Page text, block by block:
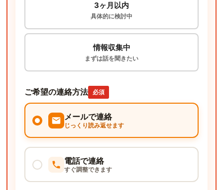
3ヶ月以内
具体的に検討中
情報収集中
まずは話を聞きたい
ご希望の連絡方法 必須
メールで連絡
じっくり読み返せます
電話で連絡
すぐ調整できます